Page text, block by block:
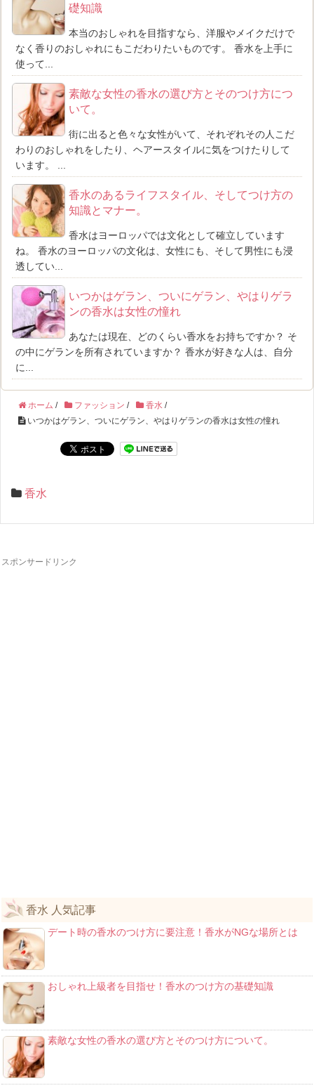
礎知識
本当のおしゃれを目指すなら、洋服やメイクだけで
なく香りのおしゃれにもこだわりたいものです。 香水を上手に
使って...
素敵な女性の香水の選び方とそのつけ方につ
いて。
街に出ると色々な女性がいて、それぞれその人こだ
わりのおしゃれをしたり、ヘアースタイルに気をつけたりして
います。 ...
香水のあるライフスタイル、そしてつけ方の
知識とマナー。
香水はヨーロッパでは文化として確立しています
ね。 香水のヨーロッパの文化は、女性にも、そして男性にも浸
透してい...
いつかはゲラン、ついにゲラン、やはりゲラ
ンの香水は女性の憧れ
あなたは現在、どのくらい香水をお持ちですか？ そ
の中にゲランを所有されていますか？ 香水が好きな人は、自分
に...
ホーム / ファッション / 香水 /
いつかはゲラン、ついにゲラン、やはりゲランの香水は女性の憧れ
香水
スポンサードリンク
香水 人気記事
デート時の香水のつけ方に要注意！香水がNGな場所とは
おしゃれ上級者を目指せ！香水のつけ方の基礎知識
素敵な女性の香水の選び方とそのつけ方について。